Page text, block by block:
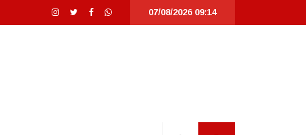
totalmente revitalizada em Joinville | Joinville recebe seletivas da WorldSkills,
07/08/2026 09:14